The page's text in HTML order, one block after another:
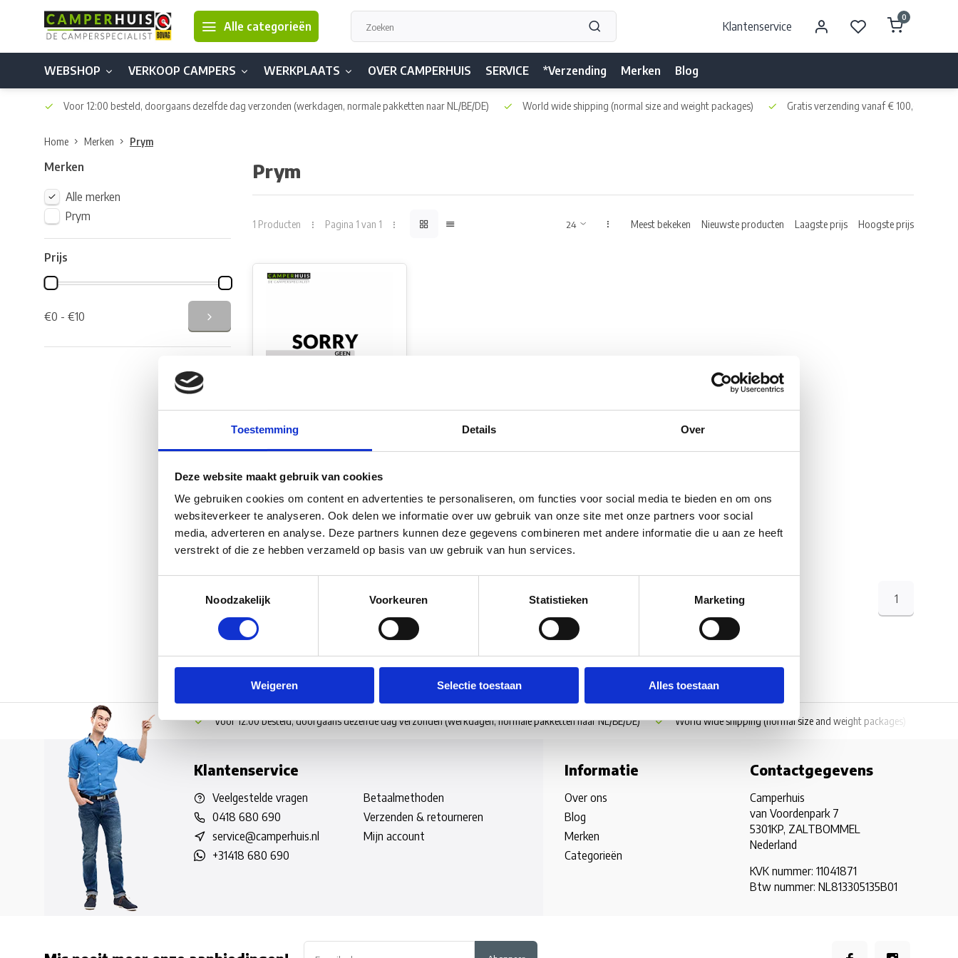
Toestemming Details Over
Deze website maakt gebruik van cookies
We gebruiken cookies om content en advertenties te personaliseren, om functies voor social media te bieden en om ons
websiteverkeer te analyseren. Ook delen we informatie over uw gebruik van onze site met onze partners voor social
media, adverteren en analyse. Deze partners kunnen deze gegevens combineren met andere informatie die u aan ze heeft
verstrekt of die ze hebben verzameld op basis van uw gebruik van hun services.
Noodzakelijk
Voorkeuren Statistieken Marketing
Weigeren Selectie toestaan Alles toestaan
Alle categorieën Klantenservice
0
WEBSHOP VERKOOP CAMPERS WERKPLAATS OVER CAMPERHUIS SERVICE *Verzending Merken Blog
Voor 12:00 besteld, doorgaans dezelfde dag verzonden (werkdagen, normale pakketten naar NL/BE/DE) World wide shipping (normal size and weight packages) Gratis verzending vanaf € 100,- naar NL
Home Merken Prym
Merken
Alle merken
Prym
Prijs
€0 - €10
Prym
1 Producten Pagina 1 van 1 Meest bekeken Nieuwste producten Laagste prijs Hoogste prijs
Prym Zeilkous en Ring
€5,40
Vergelijk
1
Voor 12:00 besteld, doorgaans dezelfde dag verzonden(werkdagen, normale pakketten naar NL/BE/DE) World wide shipping(normal size and weight packages)
Klantenservice
Veelgestelde vragen
0418 680 690
service@camperhuis.nl
+31418 680 690
Betaalmethoden
Verzenden & retourneren
Mijn account
Informatie
Over ons
Blog
Merken
Categorieën
Contactgegevens
Camperhuis
van Voordenpark 7
5301KP, ZALTBOMMEL
Nederland
KVK nummer: 11041871
Btw nummer: NL813305135B01